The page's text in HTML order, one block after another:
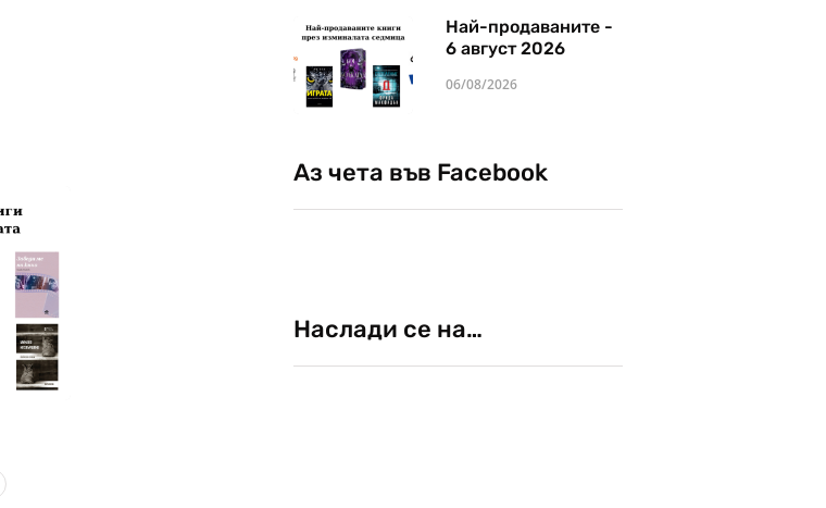
Най-продаваните -
6 август 2026
06/08/2026
Аз чета във Facebook
Наслади се на…